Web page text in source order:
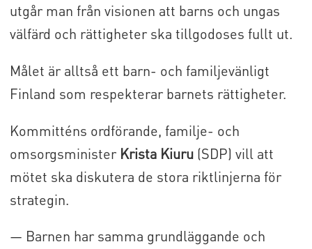
utgår man från visionen att barns och ungas
välfärd och rättigheter ska tillgodoses fullt ut.
Målet är alltså ett barn- och familjevänligt
Finland som respekterar barnets rättigheter.
Kommitténs ordförande, familje- och
omsorgsminister Krista Kiuru(SDP) vill att
mötet ska diskutera de stora riktlinjerna för
strategin.
— Barnen har samma grundläggande och